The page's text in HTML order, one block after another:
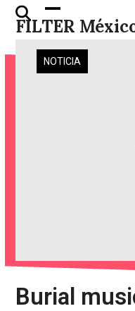
Skip
FILTER
Open
mobile
menu
Close
mobile
menu
NOTICIA
Burial